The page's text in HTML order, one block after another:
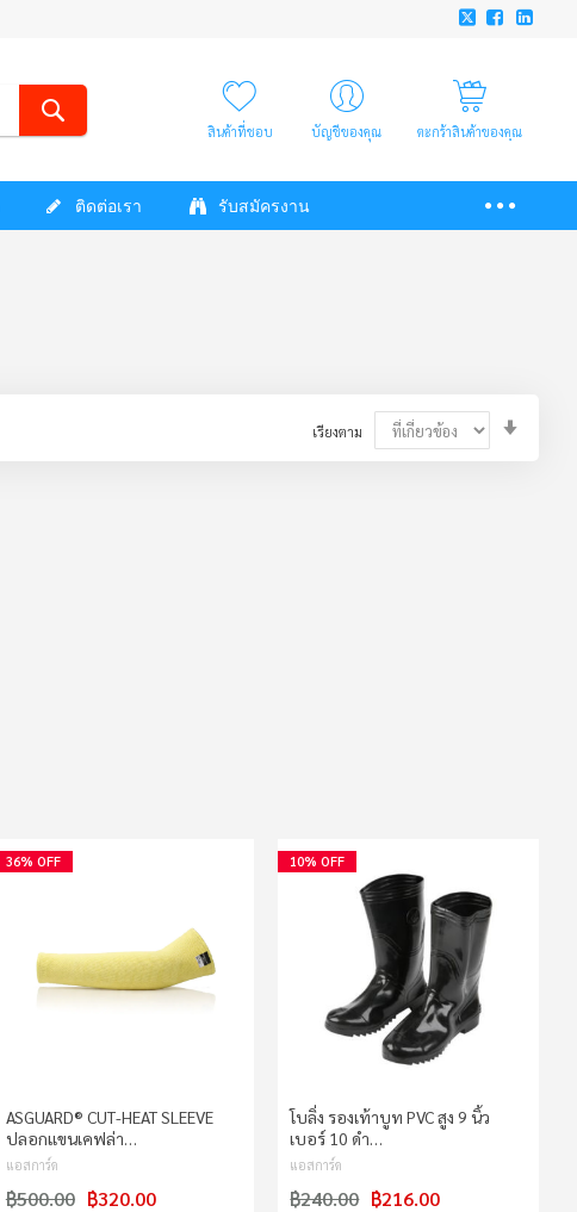
สินค้าที่ชอบ บัญชีของคุณ ตะกร้าสินค้าของคุณ
ติดต่อเรา รับสมัครงาน
เรียงตาม
36% OFF
ASGUARD®️ CUT-HEAT SLEEVE
ปลอกแขนเคฟล่า…
แอสการ์ด
฿320.00
฿500.00
10% OFF
โบลิ่ง รองเท้าบูท PVC สูง 9 นิ้ว
เบอร์ 10 ดำ…
แอสการ์ด
฿216.00
฿240.00